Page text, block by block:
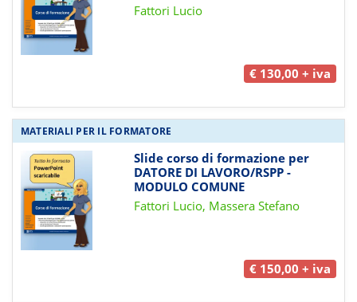
Fattori Lucio
€ 130,00 + iva
MATERIALI PER IL FORMATORE
Slide corso di formazione per
DATORE DI LAVORO/RSPP -
MODULO COMUNE
Fattori Lucio, Massera Stefano
€ 150,00 + iva